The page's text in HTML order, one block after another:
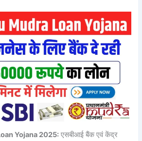
Yojana 2025: एसबीआई बैंक एवं केंद्र